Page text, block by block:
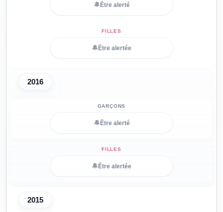
🔔 Être alerté
🔔 Être alertée
2016
🔔 Être alerté
🔔 Être alertée
2015